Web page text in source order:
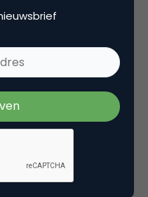
Marketingfacts
door de redactie
als we er tijd voor
artikel. Als redactie
voor de